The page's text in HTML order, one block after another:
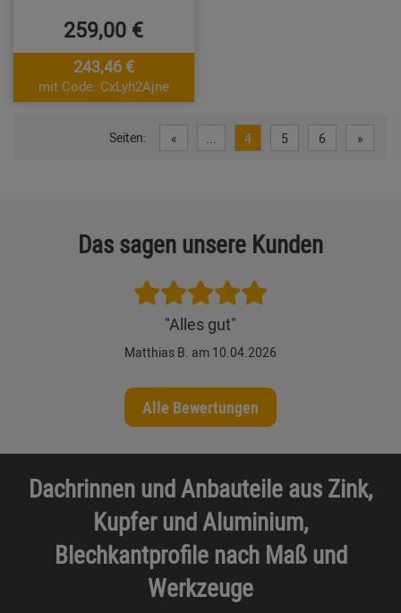
259,00 €
243,46 €
mit Code: CxLyh2Ajne
Seiten: « ... 4 5 6 »
Das sagen unsere Kunden
"Alles gut"
Matthias B. am 10.04.2026
Alle Bewertungen
Dachrinnen und Anbauteile aus Zink,
Kupfer und Aluminium,
Blechkantprofile nach Maß und
Werkzeuge